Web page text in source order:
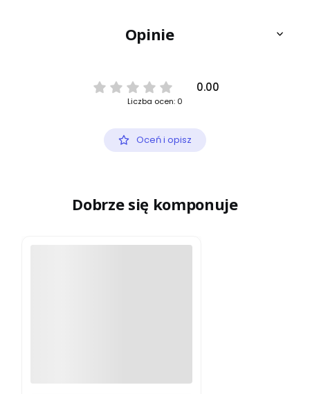
Opinie
0.00
Liczba ocen: 0
Oceń i opisz
Dobrze się komponuje